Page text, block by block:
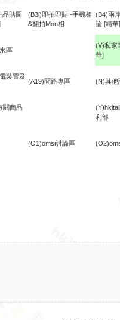
品貼圖
(B3i)即拍即貼 -手機相
&翻拍Mon相
(B4)兩
論 [精華]
區
(V)私家
華]
裝置及
(A19)問路專區 (N)其他
關商品
利部
(O1)omsi討論區